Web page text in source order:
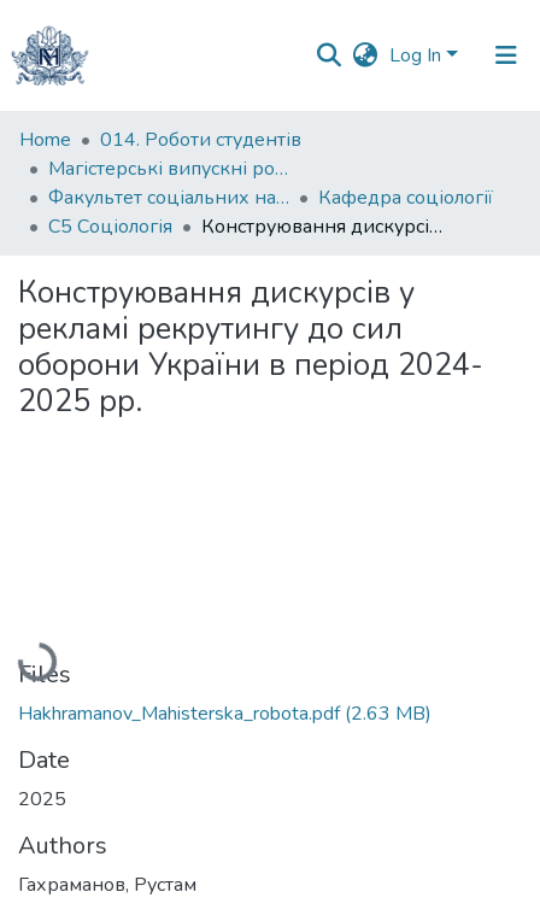
Log In
Communities
&
Collections
All of DSpace
Statistics
Home
014. Роботи студентів
Магістерські випускні роботи
Факультет соціальних наук і соціальних технологій
Кафедра соціології
С5 Соціологія
Конструювання дискурсів у рекламі рекрутингу до сил оборони України в період 2024-2025 рр.
Конструювання дискурсів у
рекламі рекрутингу до сил
оборони України в період 2024-
2025 рр.
Loading...
Files
Hakhramanov_Mahisterska_robota.pdf(2.63 MB)
Date
2025
Authors
Гахраманов, Рустам